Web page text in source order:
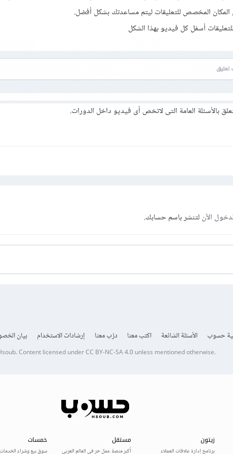
المخصص للتعليقات ليتم مساعدتك بشكل أفضل.
أسفل كل فيديو بهذا الشكل
بالأسئلة العامة التى لاتخص أى فيديو داخل الدورات.
الآنلتنشر باسم حسابك.
حسوب الأسئلة الشائعة اكتب معنا درّب معنا إرشادات الاستخدام بيان
.Content licensed underCC BY-NC-SA 4.0unless mentioned otherwise.